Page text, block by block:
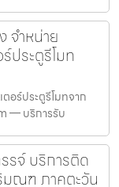
จำหน่าย
ประตูรีโมท
ตอร์ประตูรีโมทจาก
— บริการรับ
รจ์ บริการติด
มณฑ ภาคตะวัน